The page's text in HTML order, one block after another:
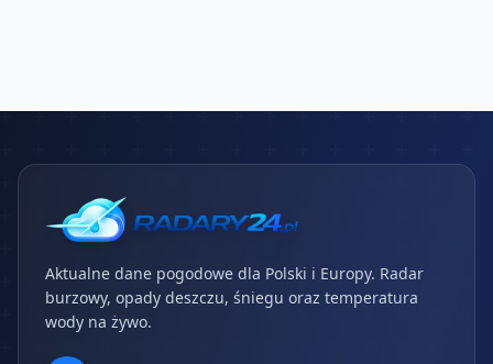
Aktualne dane pogodowe dla Polski i Europy. Radar
burzowy, opady deszczu, śniegu oraz temperatura
wody na żywo.